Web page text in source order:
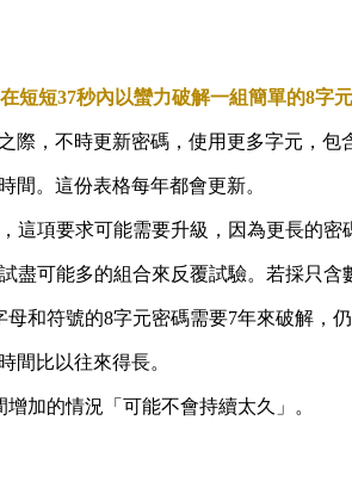
短37秒內以蠻力破解一組簡單的8字
際，不時更新密碼，使用更多字元，
間。這份表格每年都會更新。
項要求可能需要升級，因為更長的密
可能多的組合來反覆試驗。若採只含
和符號的8字元密碼需要7年來破解，
間比以往來得長。
加的情況「可能不會持續太久」。